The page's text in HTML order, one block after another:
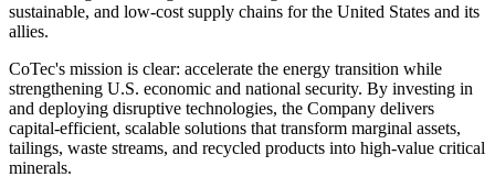
sustainable, and low-cost supply chains for the United States and its
allies.
CoTec's mission is clear: accelerate the energy transition while
strengthening U.S. economic and national security. By investing in
and deploying disruptive technologies, the Company delivers
capital-efficient, scalable solutions that transform marginal assets,
tailings, waste streams, and recycled products into high-value critical
minerals.